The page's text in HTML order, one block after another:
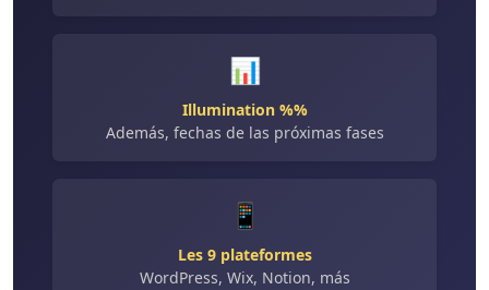
📊
Illumination %%
Además, fechas de las próximas fases
📱
Les 9 plateformes
WordPress, Wix, Notion, más